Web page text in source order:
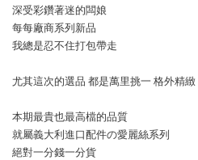
深受彩鑽著迷的闆娘
每每廠商系列新品
我總是忍不住打包帶走
尤其這次的選品 都是萬里挑一 格外精緻
本期最貴也最高檔的品質
就屬義大利進口配件の愛麗絲系列
絕對一分錢一分貨